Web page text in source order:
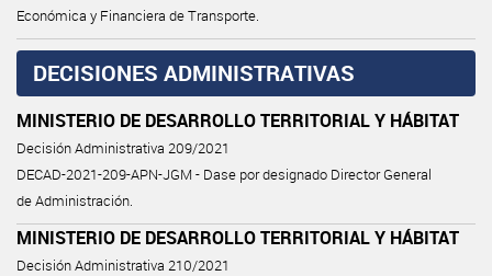
Económica y Financiera de Transporte.
DECISIONES ADMINISTRATIVAS
MINISTERIO DE DESARROLLO TERRITORIAL Y HÁBITAT
Decisión Administrativa 209/2021
DECAD-2021-209-APN-JGM - Dase por designado Director General
de Administración.
MINISTERIO DE DESARROLLO TERRITORIAL Y HÁBITAT
Decisión Administrativa 210/2021